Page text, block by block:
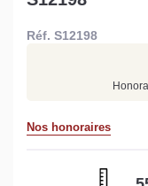
Estimez
en quelques
Réf. S12198
Nos honoraires